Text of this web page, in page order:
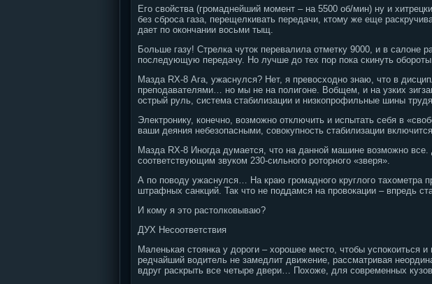
Его свойства (громаднейший момент – на 5500 об/мин) ну и
без сброса газа, перещелкивать передачи, ктому же еще
дает по окончании восьми тыщ.
Больше газу! Стрелка чуток перевалила отметку 9000, и в салоне
последующую передачу. Но лучше до тех пор пока скинуть
Мазда RX-8 Ага, ужаснулся? Нет, я превосходно знаю, что в
преподавателями… но мы не на полигоне. Вобщем, и на узких
острый руль, система стабилизации и низкопрофильные шины
Электронику, конечно, возможно отключить и испытать себя в
ваши деяния небезопасными, совокупность стабилизации
Мазда RX-8 Иногда думается, что на данной машине возможно
соответствующим звуком 230-сильного роторного «зверя».
А по поводу ужаснулся… На краю громадного круглого тахометра
штрафных санкций. Так что не поддамся на провокации – впредь
И кому я это растолковываю?
ДУХ Несоответствия
Маленькая стоянка у дороги – хорошее место, чтобы успокоиться
редчайший водитель не замедлит движение, рассматривая
вдруг раскрыть все четыре двери… Похоже, для современных